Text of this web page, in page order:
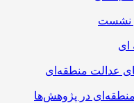
نشست
ای
عدالت منطقه‌ای
در پژوهش‌ها